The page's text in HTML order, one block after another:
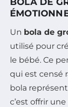
Un bola de
utilisé pour
le bébé. Ce
qui est censé
bola
c’est offrir